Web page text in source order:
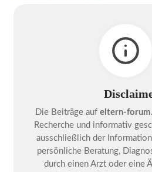
Die Beiträge auf eltern-
Recherche und informativ
ausschließlich der
persönliche Beratung,
durch einen Arzt oder eine